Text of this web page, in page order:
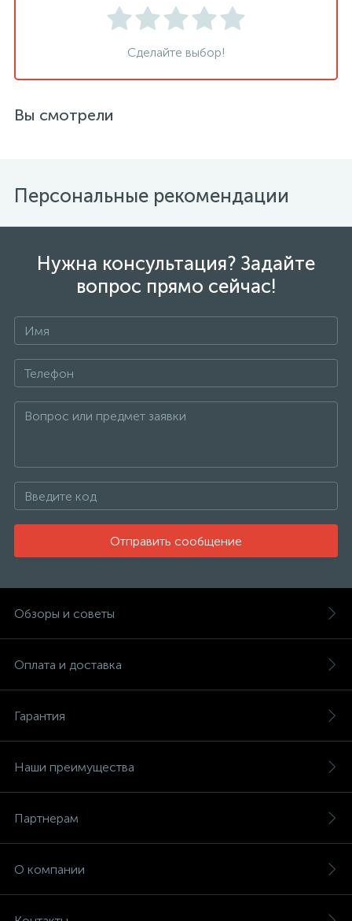
Сделайте выбор!
Вы смотрели
Персональные рекомендации
Нужна консультация? Задайте
вопрос прямо сейчас!
Отправить сообщение
Обзоры и советы
Оплата и доставка
Гарантия
Наши преимущества
Партнерам
О компании